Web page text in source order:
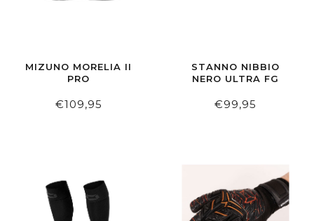
MIZUNO MORELIA II
PRO
€109,95
STANNO NIBBIO
NERO ULTRA FG
€99,95